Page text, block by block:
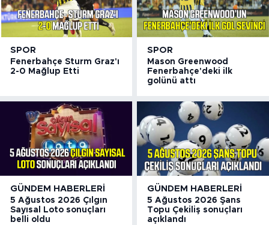
SPOR
Fenerbahçe Sturm Graz'ı
2-0 Mağlup Etti
SPOR
Mason Greenwood
Fenerbahçe'deki ilk
golünü attı
GÜNDEM HABERLERI
5 Ağustos 2026 Çılgın
Sayısal Loto sonuçları
belli oldu
GÜNDEM HABERLERI
5 Ağustos 2026 Şans
Topu Çekiliş sonuçları
açıklandı